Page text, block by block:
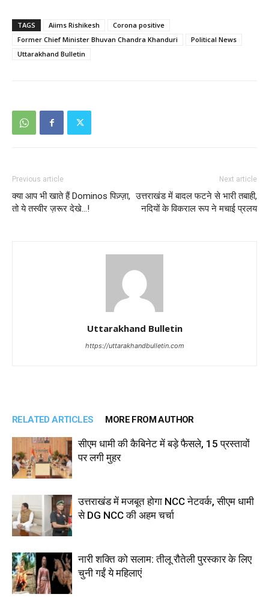
TAGS Aiims Rishikesh
Corona positive
Former Chief Minister Bhuvan Chandra Khanduri
Political News
Uttarakhand Bulletin
Previous article
क्या आप भी खाते हैं Dominos पिज़्ज़ा,
तो ये तस्वीर ज़रूर देखे…!
Next article
उत्तराखंड में बादल फटने से भारी तबाही,
नदियों के विकराल रूप ने मचाई प्रलय
Uttarakhand Bulletin
https://uttarakhandbulletin.com
RELATED ARTICLES MORE FROM AUTHOR
सीएम धामी की कैबिनेट में बड़े फैसले, 15 प्रस्तावों
पर लगी मुहर
उत्तराखंड में मजबूत होगा NCC नेटवर्क, सीएम धामी
से DG NCC की अहम चर्चा
नारी शक्ति को सलाम: तीलू रौतेली पुरस्कार के लिए
चुनी गईं ये महिलाएं